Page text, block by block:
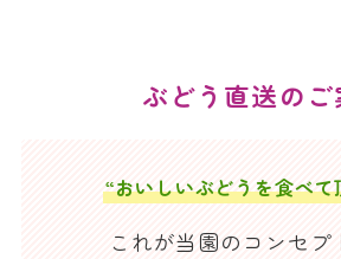
園内紹介・アクセス
ぶどう直送のご
“おいしいぶどうを食べ
これが当園のコンセプ